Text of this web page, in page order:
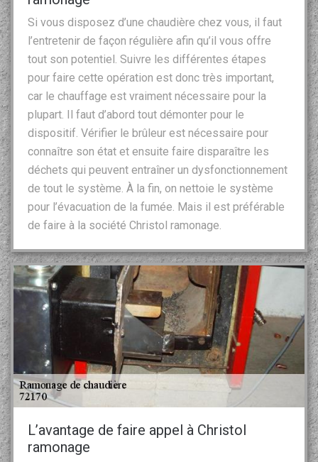
Si vous disposez d’une chaudière chez vous, il faut
l’entretenir de façon régulière afin qu’il vous offre
tout son potentiel. Suivre les différentes étapes
pour faire cette opération est donc très important,
car le chauffage est vraiment nécessaire pour la
plupart. Il faut d’abord tout démonter pour le
dispositif. Vérifier le brûleur est nécessaire pour
connaître son état et ensuite faire disparaître les
déchets qui peuvent entraîner un dysfonctionnement
de tout le système. À la fin, on nettoie le système
pour l’évacuation de la fumée. Mais il est préférable
de faire à la société Christol ramonage.
L’avantage de faire appel à Christol
ramonage